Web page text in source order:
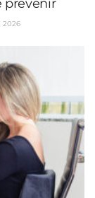
prevenir
2026